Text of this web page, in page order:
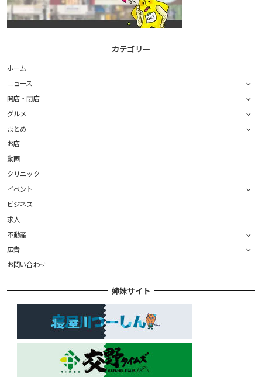
カテゴリー
ホーム
ニュース
開店・閉店
グルメ
まとめ
お店
動画
クリニック
イベント
ビジネス
求人
不動産
広告
お問い合わせ
姉妹サイト